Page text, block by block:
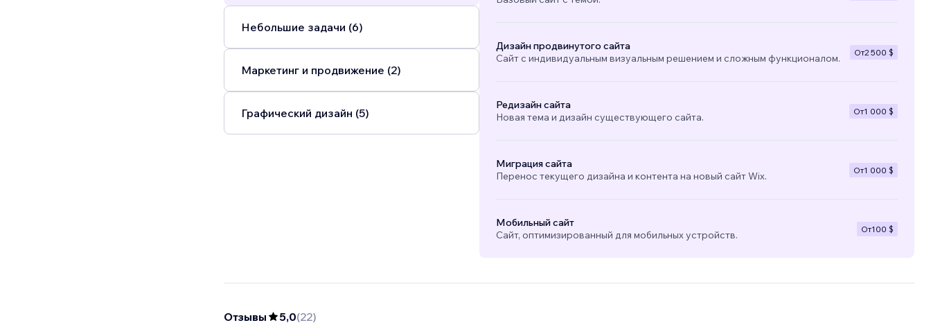
Небольшие задачи (6)
Маркетинг и продвижение (2)
Графический дизайн (5)
Дизайн продвинутого сайта
Сайт с индивидуальным визуальным решением и сложным функционалом.
От2 500 $
Редизайн сайта
Новая тема и дизайн существующего сайта.
От1 000 $
Миграция сайта
Перенос текущего дизайна и контента на новый сайт Wix.
От1 000 $
Мобильный сайт
Сайт, оптимизированный для мобильных устройств.
От100 $
Отзывы 5,0(22)